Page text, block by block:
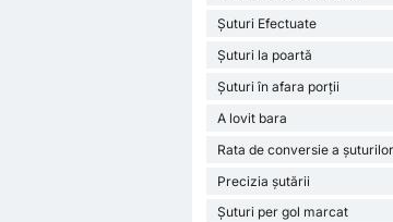
Șuturi Efectuate
Șuturi la poartă
Șuturi în afara porții
A lovit bara
Rata de conversie a șuturilor
Precizia șutării
Șuturi per gol marcat